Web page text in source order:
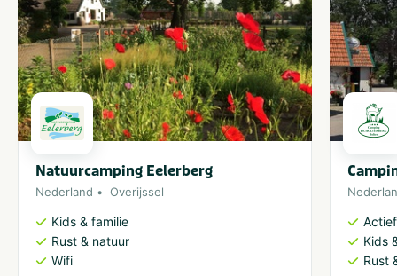
Natuurcamping Eelerberg
Nederland Overijssel
Kids & familie
Rust & natuur
Wifi
Kids
Rust